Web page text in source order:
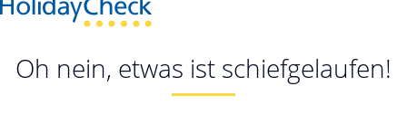
Oh nein, etwas ist schiefgelaufen!